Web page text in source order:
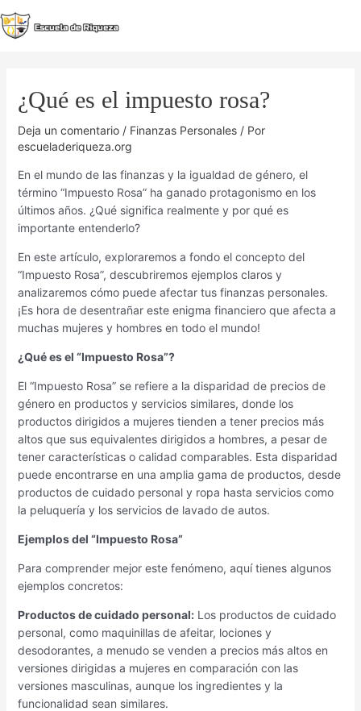
al
contenido
¿Qué es el impuesto rosa?
Deja un comentario / Finanzas Personales/ Por
escueladeriqueza.org
En el mundo de las finanzas y la igualdad de género, el
término “Impuesto Rosa” ha ganado protagonismo en los
últimos años. ¿Qué significa realmente y por qué es
importante entenderlo?
En este artículo, exploraremos a fondo el concepto del
“Impuesto Rosa”, descubriremos ejemplos claros y
analizaremos cómo puede afectar tus finanzas personales.
¡Es hora de desentrañar este enigma financiero que afecta a
muchas mujeres y hombres en todo el mundo!
¿Qué es el “Impuesto Rosa”?
El “Impuesto Rosa” se refiere a la disparidad de precios de
género en productos y servicios similares, donde los
productos dirigidos a mujeres tienden a tener precios más
altos que sus equivalentes dirigidos a hombres, a pesar de
tener características o calidad comparables. Esta disparidad
puede encontrarse en una amplia gama de productos, desde
productos de cuidado personal y ropa hasta servicios como
la peluquería y los servicios de lavado de autos.
Ejemplos del “Impuesto Rosa”
Para comprender mejor este fenómeno, aquí tienes algunos
ejemplos concretos:
Productos de cuidado personal:Los productos de cuidado
personal, como maquinillas de afeitar, lociones y
desodorantes, a menudo se venden a precios más altos en
versiones dirigidas a mujeres en comparación con las
versiones masculinas, aunque los ingredientes y la
funcionalidad sean similares.